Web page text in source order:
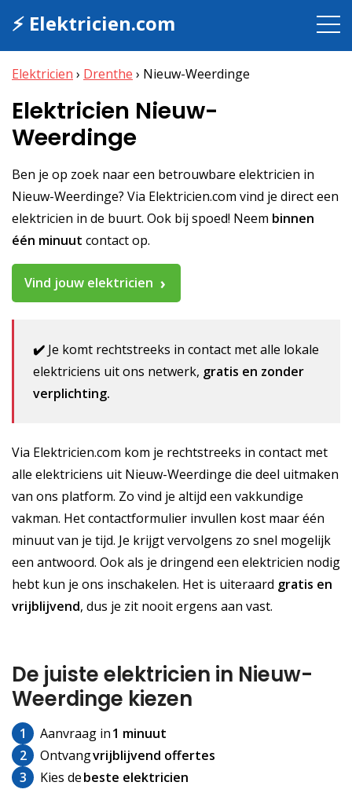
⚡ Elektricien.com
Elektricien › Drenthe › Nieuw-Weerdinge
Elektricien Nieuw-
Weerdinge
Ben je op zoek naar een betrouwbare elektricien in
Nieuw-Weerdinge? Via Elektricien.com vind je direct een
elektricien in de buurt. Ook bij spoed! Neem binnen
één minuut contact op.
Vind jouw elektricien
✔️ Je komt rechtstreeks in contact met alle lokale
elektriciens uit ons netwerk, gratis en zonder
verplichting.
Via Elektricien.com kom je rechtstreeks in contact met
alle elektriciens uit Nieuw-Weerdinge die deel uitmaken
van ons platform. Zo vind je altijd een vakkundige
vakman. Het contactformulier invullen kost maar één
minuut van je tijd. Je krijgt vervolgens zo snel mogelijk
een antwoord. Ook als je dringend een elektricien nodig
hebt kun je ons inschakelen. Het is uiteraard gratis en
vrijblijvend, dus je zit nooit ergens aan vast.
De juiste elektricien in Nieuw-
Weerdinge kiezen
1 Aanvraag in1 minuut
2
Ontvangvrijblijvend offertes
3
Kies debeste elektricien